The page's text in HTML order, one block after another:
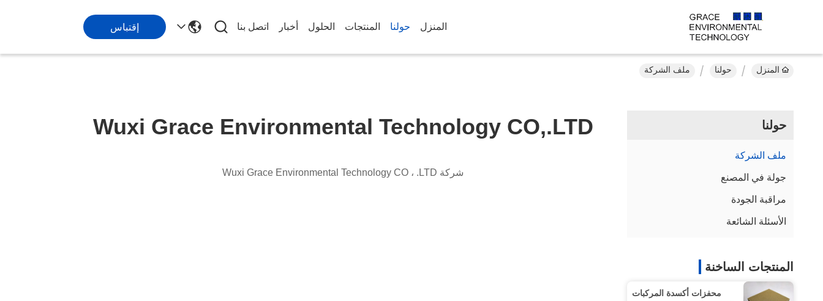
المنزل حولنا المنتجات الحلول أخبار اتصل بنا إقتباس
المنزل حولنا ملف الشركة
حولنا
ملف الشركة
جولة في المصنع
مراقبة الجودة
الأسئلة الشائعة
المنتجات الساخنة
محفزات أكسدة المركبات
Wuxi Grace Environmental Technology CO,.LTD
شركة Wuxi Grace Environmental Technology CO ، .LTD